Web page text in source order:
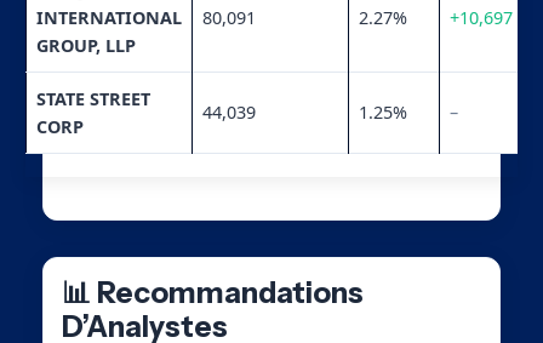
INTERNATIONAL
GROUP, LLP
80,091 2.27% +10,697
STATE STREET
CORP
44,039 1.25% –
📊 Recommandations
D’Analystes